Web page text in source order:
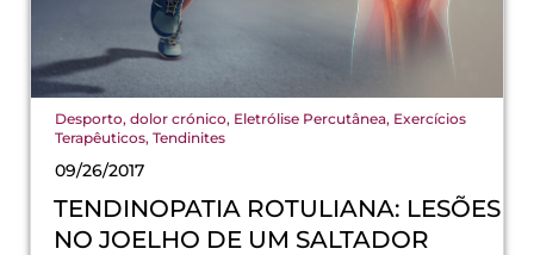
Desporto, dolor crónico, Eletrólise Percutânea, Exercícios
Terapêuticos, Tendinites
09/26/2017
TENDINOPATIA ROTULIANA: LESÕES
NO JOELHO DE UM SALTADOR